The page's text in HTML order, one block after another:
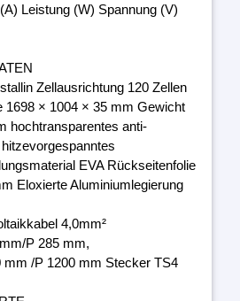
Leistung (W) Spannung (V)
Zellausrichtung 120 Zellen
1698 × 1004 × 35 mm Gewicht
hochtransparentes anti-
EVA Rückseitenfolie
Eloxierte Aluminiumlegierung
4,0mm²
P 285 mm,
mm /P 1200 mm Stecker TS4